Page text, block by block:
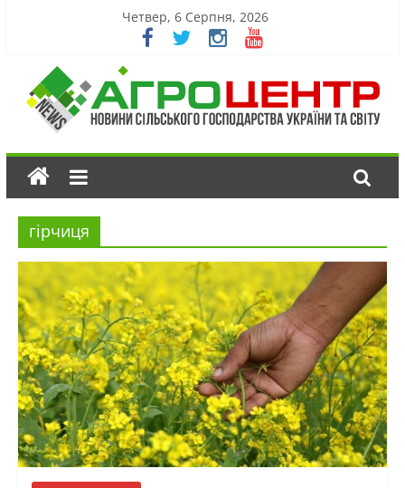
Четвер, 6 Серпня, 2026
гірчиця